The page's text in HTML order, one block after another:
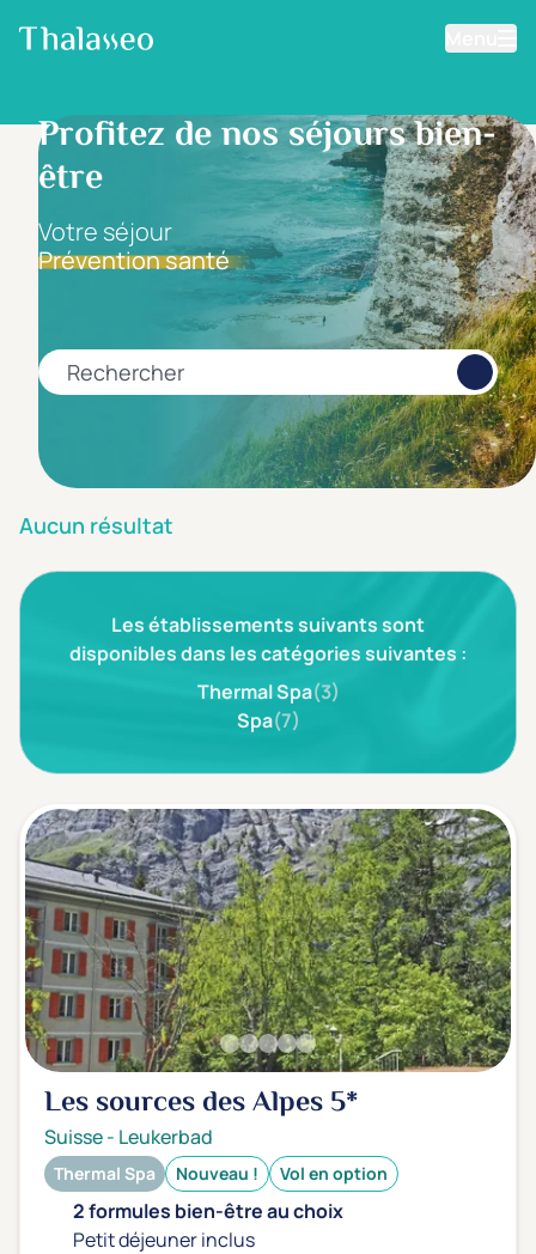
Aller au contenu principal
Profitez de nos séjours bien-
être
Votre séjour
Prévention santé
Rechercher
Filtrer les résultats
Fourchette de prix
Prix par personne
Maximum
5 étoiles *****
(0)
Note de nos clients
D'après notre partenaire Avis-Vérifiés
(0)
Envie de
Bord de mer
(0)
Ville
(0)
Montagne
(0)
Campagne
(0)
Type de séjour
Thalasso Thermal Spa Spa
Aucun résultat
Les établissements suivants sont
disponibles dans les catégories suivantes :
Thermal Spa(3)
Spa(7)
Les sources des Alpes5*
Suisse- Leukerbad
Thermal Spa Nouveau ! Vol en option
2 formules bien-être au choix
Petit déjeuner inclus